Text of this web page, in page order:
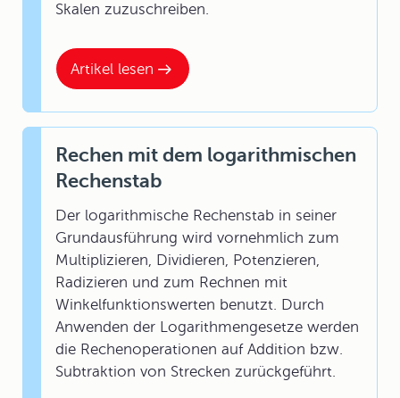
Artikel lesen
Skalen zuzuschreiben.
Rechen mit dem logarithmischen
Rechenstab
Der logarithmische Rechenstab in seiner
Grundausführung wird vornehmlich zum
Multiplizieren, Dividieren, Potenzieren,
Radizieren und zum Rechnen mit
Winkelfunktionswerten benutzt. Durch
Anwenden der Logarithmengesetze werden
die Rechenoperationen auf Addition bzw.
Subtraktion von Strecken zurückgeführt.